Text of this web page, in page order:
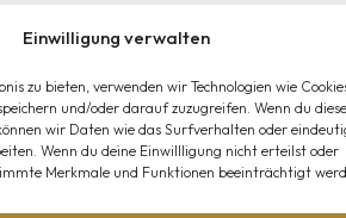
Einwilligung verwalten
zu bieten, verwenden wir Technologien wie
und/oder darauf zuzugreifen. Wenn du
wir Daten wie das Surfverhalten oder
Wenn du deine Einwillligung nicht erteilst oder
Merkmale und Funktionen beeinträchtigt